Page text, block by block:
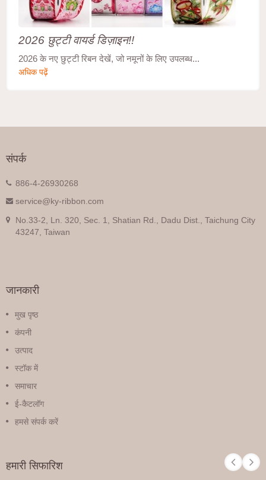
2026 छुट्टी वायर्ड डिज़ाइन!!
2026 के नए छुट्टी रिबन देखें, जो नमूनों के लिए उपलब्ध...
अधिक पढ़ें
संपर्क
886-4-26930268
service@ky-ribbon.com
No.33-2, Ln. 320, Sec. 1, Shatian Rd., Dadu Dist., Taichung City
43247, Taiwan
जानकारी
मुख पृष्ठ
कंपनी
उत्पाद
स्टॉक में
समाचार
ई-कैटलॉग
हमसे संपर्क करें
हमारी सिफारिश